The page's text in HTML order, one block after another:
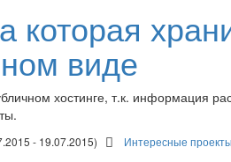
которая
виде
хостинге, т.к. информация
- 19.07.2015) Интересные